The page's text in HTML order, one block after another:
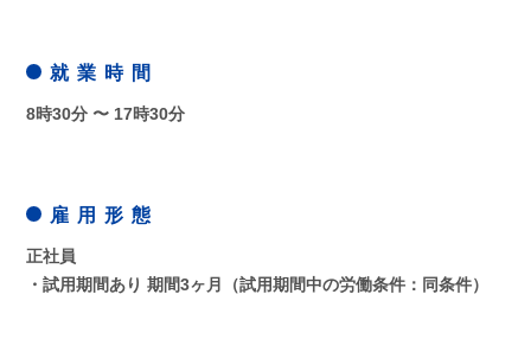
就 業 時 間
8時30分 〜 17時30分
雇 用 形 態
正社員
・試用期間あり 期間3ヶ月（試用期間中の労働条件：同条件）